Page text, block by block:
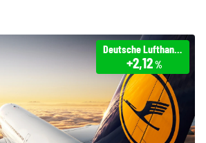
Deutsche Lufthansa
+2,12 %